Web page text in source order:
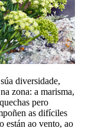
diversidade,
zona: a marisma,
pero
as difíciles
están ao vento, ao